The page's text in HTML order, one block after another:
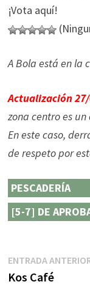
¡Vota aquí!
A Bola está en la
Actualización
zona centro es
En este caso,
de respeto por
PESCADERÍA
[5-7] DE
de
ENTRADA
Kos Café